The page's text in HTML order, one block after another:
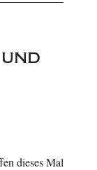
dieses Mal